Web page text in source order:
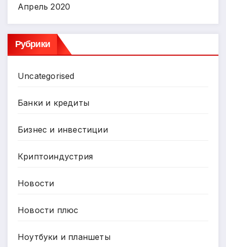
Апрель 2020
Рубрики
Uncategorised
Банки и кредиты
Бизнес и инвестиции
Криптоиндустрия
Новости
Новости плюс
Ноутбуки и планшеты